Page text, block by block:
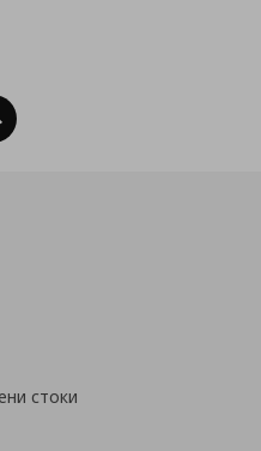
Нагоре
стоки